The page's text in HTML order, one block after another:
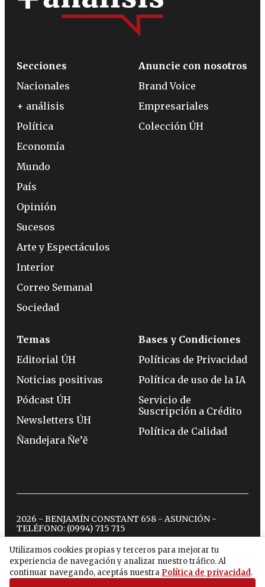
Utilizamos cookies propias y terceros para mejorar tu
experiencia de navegación y analizar nuestro tráfico. Al
continuar navegando, aceptás nuestra Política de privacidad.
Secciones
Nacionales
+ análisis
Política
Economía
Mundo
País
Opinión
Sucesos
Arte y Espectáculos
Interior
Correo Semanal
Sociedad
Anuncie con nosotros
Brand Voice
Empresariales
Colección ÚH
Temas
Editorial ÚH
Noticias positivas
Pódcast ÚH
Newsletters ÚH
Ñandejara Ñe’ẽ
Bases y Condiciones
Políticas de Privacidad
Política de uso de la IA
Servicio de
Suscripción a Crédito
Política de Calidad
2026 - BENJAMÍN CONSTANT 658 - ASUNCIÓN -
TELÉFONO: (0994) 715 715
twitterinstagram
facebook
tiktokyoutubespotify